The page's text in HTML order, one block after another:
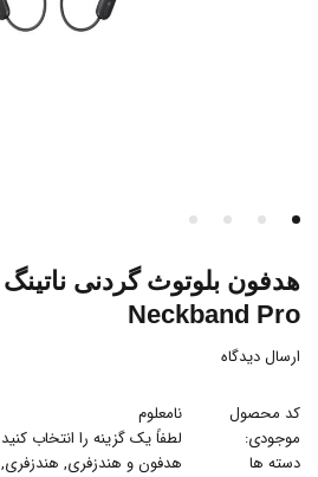
Neckband Pro
ارسال دیدگاه
کد محصول
نامعلوم
موجودی:
لطفاً یک گزینه را انتخاب کنید
دسته ها
هدفون و هندزفری, هندزفری,